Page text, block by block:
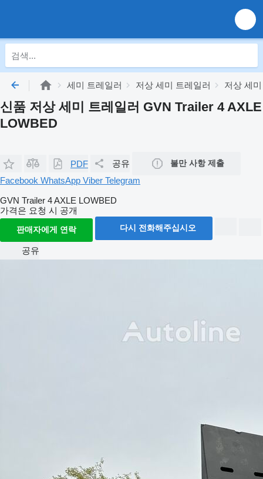
세미 트레일러 저상 세미 트레일러 저상 세
신품 저상 세미 트레일러 GVN Trailer 4 AXLE
LOWBED
PDF 공유 불만 사항 제출
Facebook WhatsApp Viber Telegram
GVN Trailer 4 AXLE LOWBED
가격은 요청 시 공개
판매자에게 연락 다시 전화해주십시오
공유